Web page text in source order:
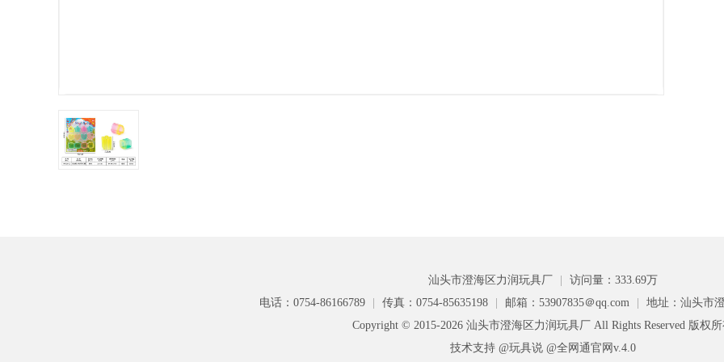
汕头市澄海区力润玩具厂
访问量：333.69万
电话：0754-86166789
传真：0754-85635198 邮箱：53907835＠qq.com
地址：汕头市
Copyright © 2015-2026 汕头市澄海区力润玩具厂 All Rights Reserved 版权
技术支持 @玩具说 @全网通官网v.4.0